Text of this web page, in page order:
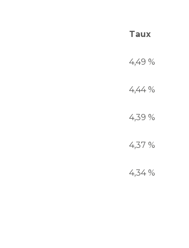
Taux
4,49 %
4,44 %
4,39 %
4,37 %
4,34 %